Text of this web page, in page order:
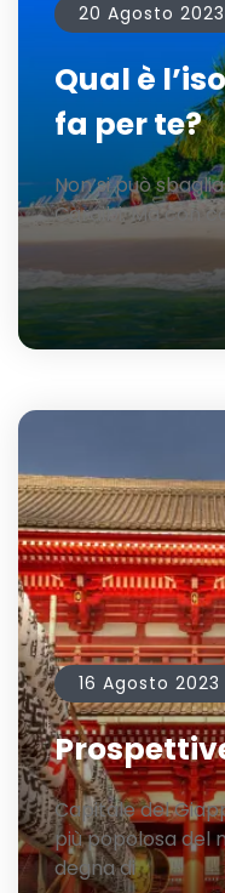
20 Agosto 2023
Qual è
fa per te?
Non si può
Caraibi. Ma con
16 Agosto 2023
Capitale del
più popolosa del
degna di